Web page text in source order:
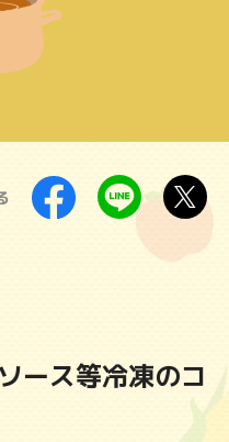
ース等冷凍のコ